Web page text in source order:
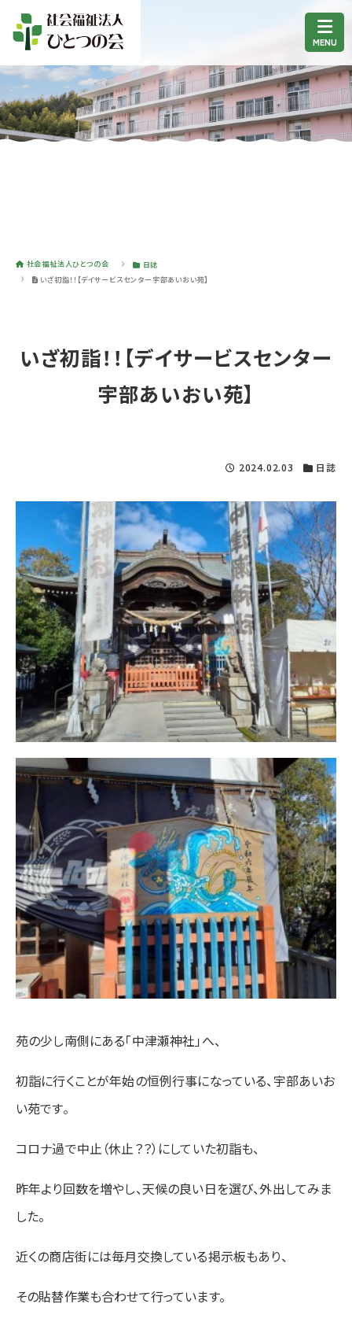
社会福祉法人ひとつの会
日誌
いざ初詣！！【デイサービスセンター宇部あいおい苑】
いざ初詣！！【デイサービスセンター
宇部あいおい苑】
2024.02.03 日誌
苑の少し南側にある「中津瀬神社」へ、
初詣に行くことが年始の恒例行事になっている、宇部あいお
い苑です。
コロナ過で中止（休止？？）にしていた初詣も、
昨年より回数を増やし、天候の良い日を選び、外出してみま
した。
近くの商店街には毎月交換している掲示板もあり、
その貼替作業も合わせて行っています。